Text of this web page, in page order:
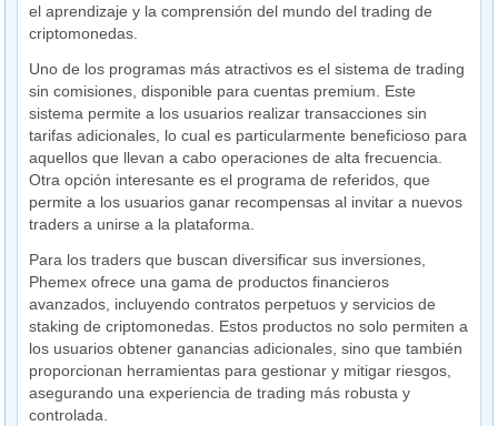
el aprendizaje y la comprensión del mundo del trading de
criptomonedas.
Uno de los programas más atractivos es el sistema de trading
sin comisiones, disponible para cuentas premium. Este
sistema permite a los usuarios realizar transacciones sin
tarifas adicionales, lo cual es particularmente beneficioso para
aquellos que llevan a cabo operaciones de alta frecuencia.
Otra opción interesante es el programa de referidos, que
permite a los usuarios ganar recompensas al invitar a nuevos
traders a unirse a la plataforma.
Para los traders que buscan diversificar sus inversiones,
Phemex ofrece una gama de productos financieros
avanzados, incluyendo contratos perpetuos y servicios de
staking de criptomonedas. Estos productos no solo permiten a
los usuarios obtener ganancias adicionales, sino que también
proporcionan herramientas para gestionar y mitigar riesgos,
asegurando una experiencia de trading más robusta y
controlada.